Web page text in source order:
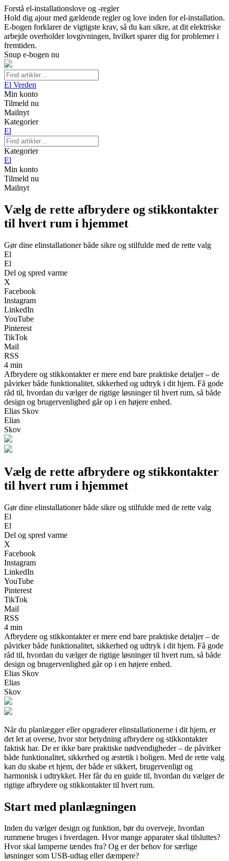
Forstå el-installationslove og -regler
Hold dig ajour med gældende regler og love inden for el-installation.
E-bogen forklarer de vigtigste krav, så du kan sikre, at dit elektriske
arbejde overholder lovgivningen, hvilket sparer dig for problemer i
fremtiden.
Snup e-bogen nu
El Verden
Min konto
Tilmeld nu
Mailnyt
Kategorier
El
Kategorier
El
Min konto
Tilmeld nu
Mailnyt
Vælg de rette afbrydere og stikkontakter
til hvert rum i hjemmet
Gør dine elinstallationer både sikre og stilfulde med de rette valg
El
El
Del og spred varme
X
Facebook
Instagram
LinkedIn
YouTube
Pinterest
TikTok
Mail
RSS
4 min
Afbrydere og stikkontakter er mere end bare praktiske detaljer – de
påvirker både funktionalitet, sikkerhed og udtryk i dit hjem. Få gode
råd til, hvordan du vælger de rigtige løsninger til hvert rum, så både
design og brugervenlighed går op i en højere enhed.
Elias Skov
Elias
Skov
Vælg de rette afbrydere og stikkontakter
til hvert rum i hjemmet
Gør dine elinstallationer både sikre og stilfulde med de rette valg
El
El
Del og spred varme
X
Facebook
Instagram
LinkedIn
YouTube
Pinterest
TikTok
Mail
RSS
4 min
Afbrydere og stikkontakter er mere end bare praktiske detaljer – de
påvirker både funktionalitet, sikkerhed og udtryk i dit hjem. Få gode
råd til, hvordan du vælger de rigtige løsninger til hvert rum, så både
design og brugervenlighed går op i en højere enhed.
Elias Skov
Elias
Skov
Når du planlægger eller opgraderer elinstallationerne i dit hjem, er
det let at overse, hvor stor betydning afbrydere og stikkontakter
faktisk har. De er ikke bare praktiske nødvendigheder – de påvirker
både funktionalitet, sikkerhed og æstetik i boligen. Med de rette valg
kan du skabe et hjem, der både er sikkert, brugervenligt og
harmonisk i udtrykket. Her får du en guide til, hvordan du vælger de
rigtige afbrydere og stikkontakter til hvert rum.
Start med planlægningen
Inden du vælger design og funktion, bør du overveje, hvordan
rummene bruges i hverdagen. Hvor mange apparater skal tilsluttes?
Hvor skal lamperne tændes fra? Og er der behov for særlige
løsninger som USB-udtag eller dæmpere?